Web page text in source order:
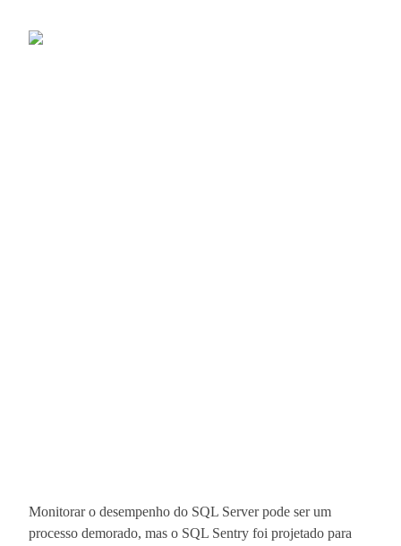
Monitorar o desempenho do SQL Server pode ser um
processo demorado, mas o SQL Sentry foi projetado para